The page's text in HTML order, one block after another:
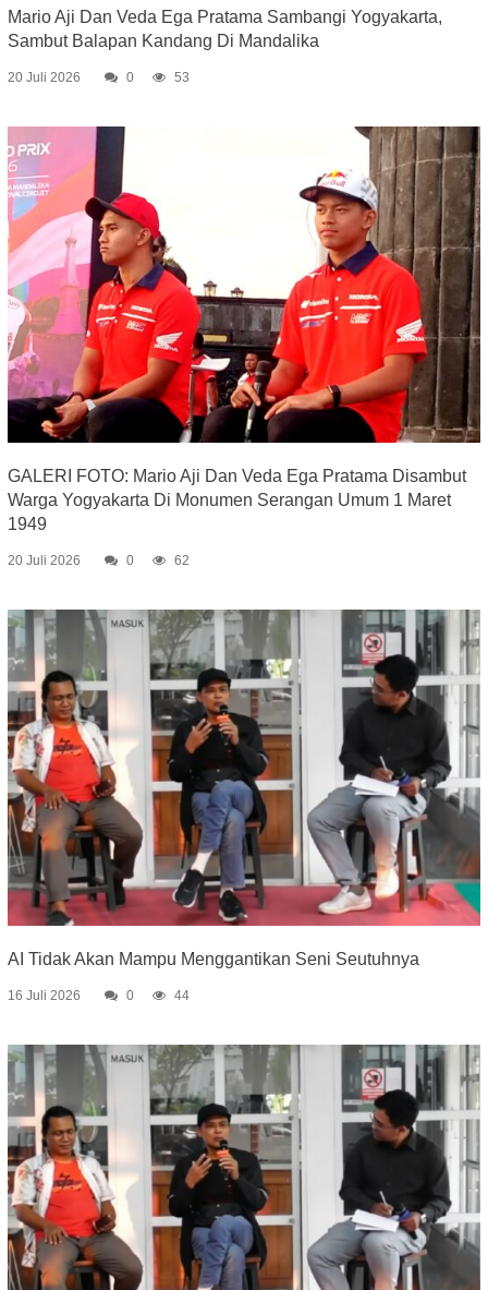
Mario Aji Dan Veda Ega Pratama Sambangi Yogyakarta,
Sambut Balapan Kandang Di Mandalika
20 Juli 2026 0 53
GALERI FOTO: Mario Aji Dan Veda Ega Pratama Disambut
Warga Yogyakarta Di Monumen Serangan Umum 1 Maret
1949
20 Juli 2026 0 62
AI Tidak Akan Mampu Menggantikan Seni Seutuhnya
16 Juli 2026 0 44